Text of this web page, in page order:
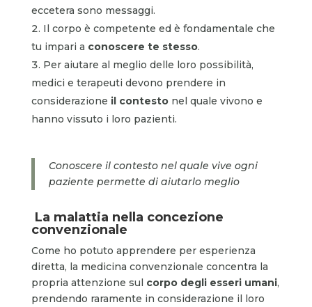
eccetera sono messaggi.
Il corpo è competente ed è fondamentale che
tu impari a conoscere te stesso.
Per aiutare al meglio delle loro possibilità,
medici e terapeuti devono prendere in
considerazione il contesto nel quale vivono e
hanno vissuto i loro pazienti.
Conoscere il contesto nel quale vive ogni
paziente permette di aiutarlo meglio
La malattia nella concezione
convenzionale
Come ho potuto apprendere per esperienza
diretta, la medicina convenzionale concentra la
propria attenzione sul corpo degli esseri umani,
prendendo raramente in considerazione il loro